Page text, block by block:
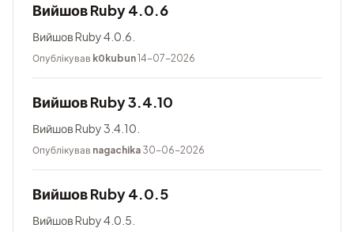
Вийшов Ruby 4.0.6
Вийшов Ruby 4.0.6.
Опублікував k0kubun14-07-2026
Вийшов Ruby 3.4.10
Вийшов Ruby 3.4.10.
Опублікував nagachika 30-06-2026
Вийшов Ruby 4.0.5
Вийшов Ruby 4.0.5.